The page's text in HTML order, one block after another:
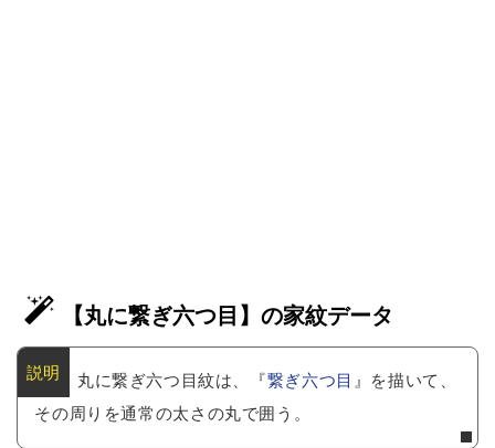
【丸に繋ぎ六つ目】の家紋データ
丸に繋ぎ六つ目紋は、『繋ぎ六つ目 』を描いて、
その周りを通常の太さの丸で囲う。